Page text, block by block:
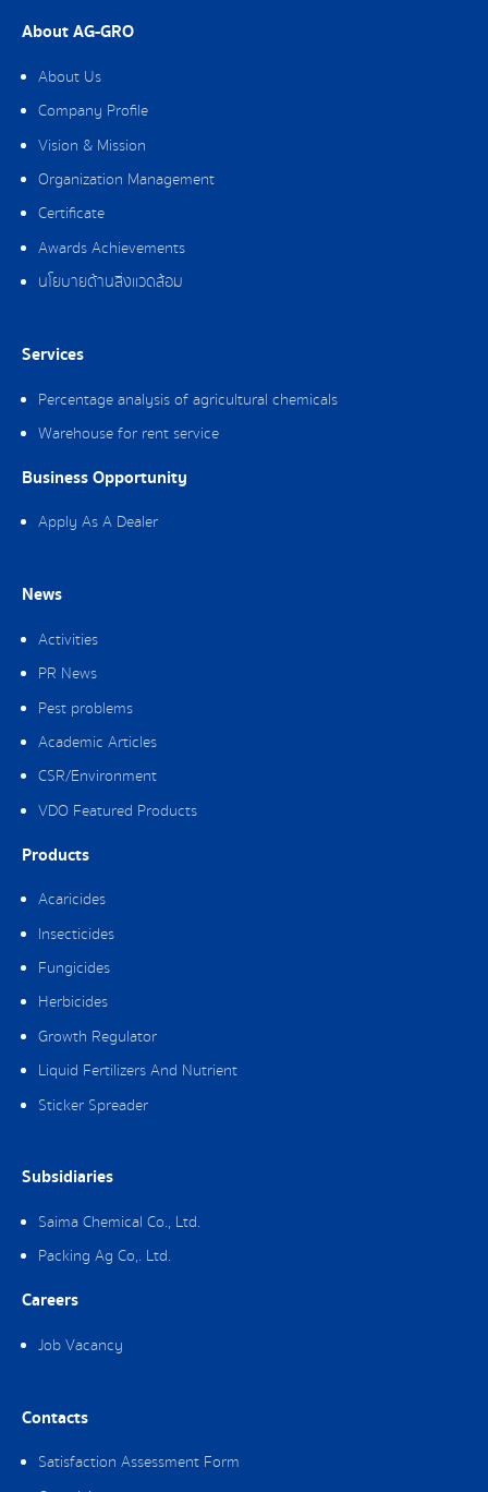
About AG-GRO
About Us
Company Profile
Vision & Mission
Organization Management
Certificate
Awards Achievements
นโยบายด้านสิ่งแวดล้อม
Services
Percentage analysis of agricultural chemicals
Warehouse for rent service
Business Opportunity
Apply As A Dealer
News
Activities
PR News
Pest problems
Academic Articles
CSR/Environment
VDO Featured Products
Products
Acaricides
Insecticides
Fungicides
Herbicides
Growth Regulator
Liquid Fertilizers And Nutrient
Sticker Spreader
Subsidiaries
Saima Chemical Co., Ltd.
Packing Ag Co,. Ltd.
Careers
Job Vacancy
Contacts
Satisfaction Assessment Form